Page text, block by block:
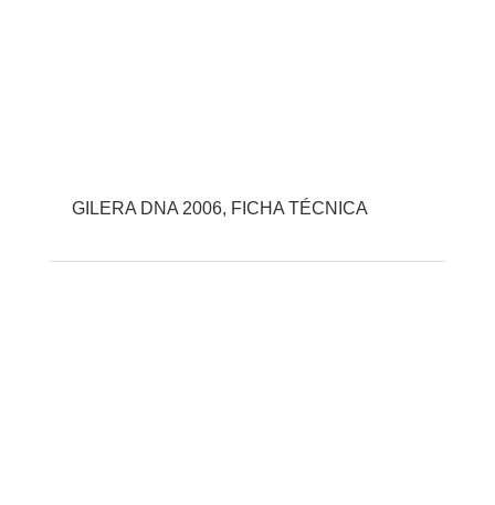
GILERA DNA 2006, FICHA TÉCNICA